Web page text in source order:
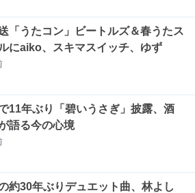
「うたコン」ビートルズ＆春うたス
にaiko、スキマスイッチ、ゆず
11年ぶり「碧いうさぎ」披露、酒
語る今の心境
約30年ぶりデュエット曲、林よし